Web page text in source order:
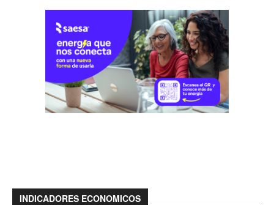
INDICADORES ECONOMICOS